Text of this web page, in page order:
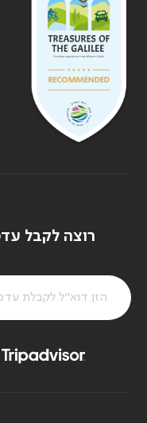
רוצה לקבל